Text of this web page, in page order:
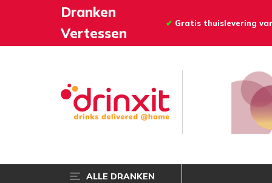
Dranken
Vertessen
✔ Gratis thuislevering
ALLE DRANKEN